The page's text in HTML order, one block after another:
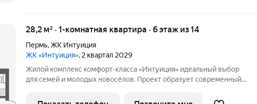
28,2 м² · 1-комнатная квартира · 6 этаж из 14
Пермь,ЖК Интуиция
ЖК «Интуиция», 2 квартал 2029
Жилой комплекс комфорт-класса «Интуиция» идеальный выбор
для семей и молодых новосёлов. Проект образует современный
Беляева - Одоевского. Новый жилой комплекс гармонично вписан